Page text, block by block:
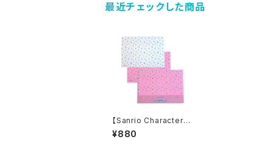
最近チェックした商品
【Sanrio Characters】
POP PINK PRINT! D
esign paper set / H
¥880